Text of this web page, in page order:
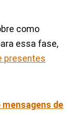
como
essa fase,
presentes
mensagens de